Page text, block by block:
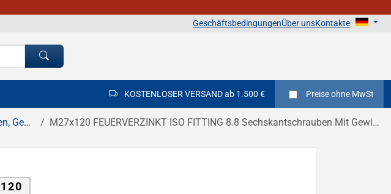
GeschäftsbedingungenÜber unsKontakte
KOSTENLOSER VERSAND ab 1.500 € Preiseohne MwSt
Kopf M27x120 FEUERVERZINKT ISO FITTING 8.8 Sechskantschrauben Mit Gewinde bis Kopf DIN 933